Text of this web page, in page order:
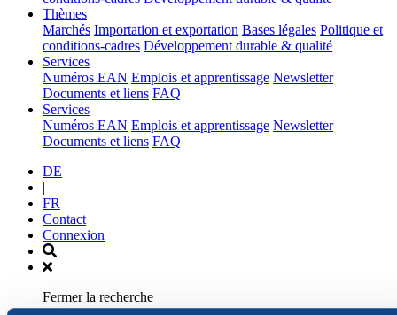
Thèmes(current)
Marchés Importation et exportation Bases légales Politique et
conditions-cadres Développement durable & qualité
Services(current)
Numéros EAN Emplois et apprentissage Newsletter
Documents et liens FAQ
Services(current)
Numéros EAN Emplois et apprentissage Newsletter
Documents et liens FAQ
DE
|
FR
Contact
Connexion
Fermer la recherche